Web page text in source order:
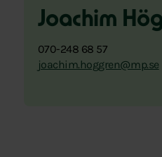
Joachim
070-248 68 57
joachim.hoggren@mp.se